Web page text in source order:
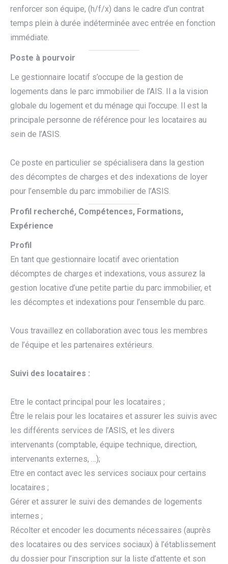
renforcer son équipe, (h/f/x) dans le cadre d’un contrat
temps plein à durée indéterminée avec entrée en fonction
immédiate.
Poste à pourvoir
Le gestionnaire locatif s’occupe de la gestion de
logements dans le parc immobilier de l’AIS. Il a la vision
globale du logement et du ménage qui l’occupe. Il est la
principale personne de référence pour les locataires au
sein de l’ASIS.
Ce poste en particulier se spécialisera dans la gestion
des décomptes de charges et des indexations de loyer
pour l’ensemble du parc immobilier de l’ASIS.
Profil recherché, Compétences, Formations,
Expérience
Profil
En tant que gestionnaire locatif avec orientation
décomptes de charges et indexations, vous assurez la
gestion locative d’une petite partie du parc immobilier, et
les décomptes et indexations pour l’ensemble du parc.
Vous travaillez en collaboration avec tous les membres
de l’équipe et les partenaires extérieurs.
Suivi des locataires :
Etre le contact principal pour les locataires ;
Être le relais pour les locataires et assurer les suivis avec
les différents services de l’ASIS, et les divers
intervenants (comptable, équipe technique, direction,
intervenants externes, …);
Etre en contact avec les services sociaux pour certains
locataires ;
Gérer et assurer le suivi des demandes de logements
internes ;
Récolter et encoder les documents nécessaires (auprès
des locataires ou des services sociaux) à l’établissement
du dossier pour l’inscription sur la liste d’attente et son